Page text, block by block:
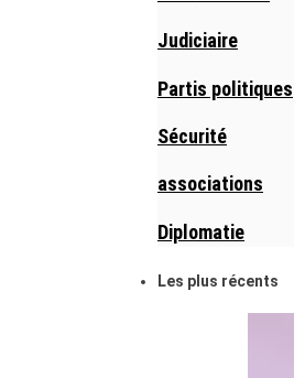
Judiciaire
Partis politiques
Sécurité
associations
Diplomatie
Les plus récents